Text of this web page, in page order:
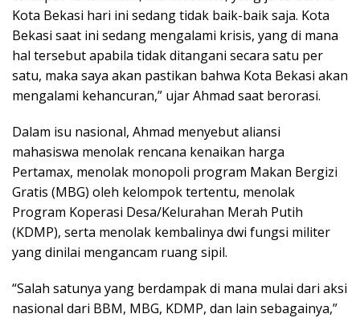
Kota Bekasi hari ini sedang tidak baik-baik saja. Kota
Bekasi saat ini sedang mengalami krisis, yang di mana
hal tersebut apabila tidak ditangani secara satu per
satu, maka saya akan pastikan bahwa Kota Bekasi akan
mengalami kehancuran,” ujar Ahmad saat berorasi.
Dalam isu nasional, Ahmad menyebut aliansi
mahasiswa menolak rencana kenaikan harga
Pertamax, menolak monopoli program Makan Bergizi
Gratis (MBG) oleh kelompok tertentu, menolak
Program Koperasi Desa/Kelurahan Merah Putih
(KDMP), serta menolak kembalinya dwi fungsi militer
yang dinilai mengancam ruang sipil.
“Salah satunya yang berdampak di mana mulai dari aksi
nasional dari BBM, MBG, KDMP, dan lain sebagainya,”